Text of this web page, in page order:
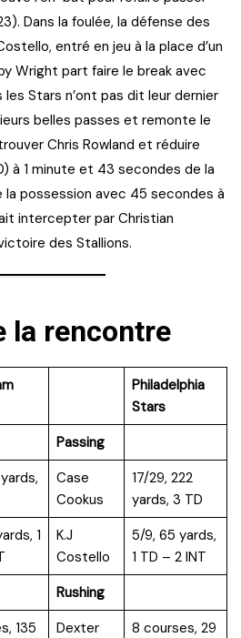
Dans la foulée, la défense des
entré en jeu à la place d’un
Wright part faire le break avec
Stars n’ont pas dit leur dernier
belles passes et remonte le
Chris Rowland et réduire
à 1 minute et 43 secondes de la
la possession avec 45 secondes à
intercepter par Christian
des Stallions.
la rencontre
Philadelphia
Stars
Passing
yards,
Case
Cookus
17/29, 222
yards, 3 TD
1
K.J
Costello
5/9, 65 yards,
1 TD – 2 INT
Rushing
135
Dexter
8 courses, 29